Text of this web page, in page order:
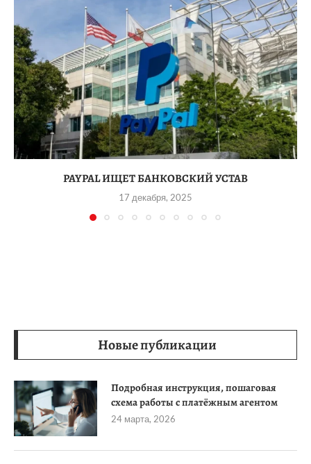
PAYPAL ИЩЕТ БАНКОВСКИЙ УСТАВ
17 декабря, 2025
Новые публикации
Подробная инструкция, пошаговая
схема работы с платёжным агентом
24 марта, 2026